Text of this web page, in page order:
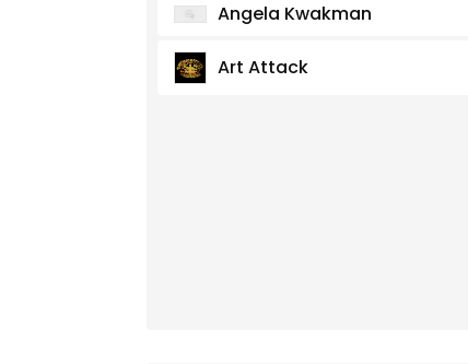
Angela Kwakman
Art Attack